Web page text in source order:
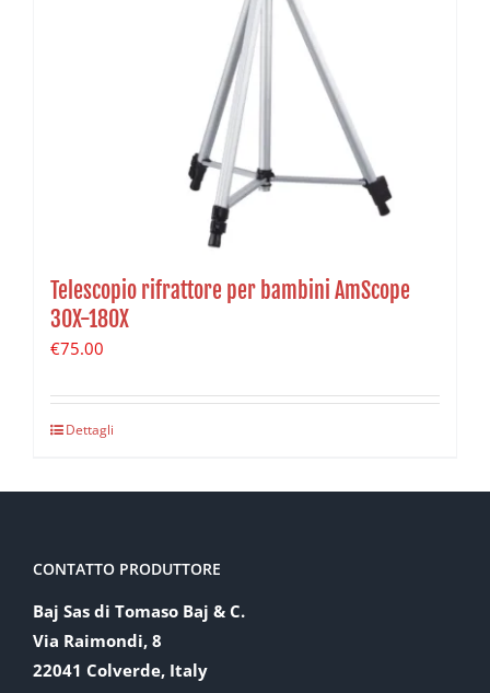
Telescopio rifrattore per bambini AmScope
30X-180X
€75.00
Dettagli
CONTATTO PRODUTTORE
Baj Sas di Tomaso Baj & C.
Via Raimondi, 8
22041 Colverde, Italy